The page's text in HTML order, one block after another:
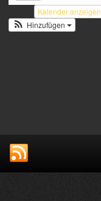
Kalender anzeigen
Hinzufügen